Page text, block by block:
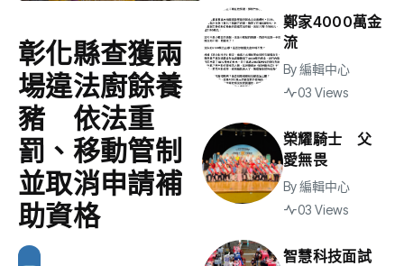
彰化縣查獲兩
場違法廚餘養
豬 依法重
罰、移動管制
並取消申請補
助資格
鄭家4000萬金
流
By編輯中心
03 Views
榮耀騎士 父
愛無畏
By編輯中心
03 Views
智慧科技面試